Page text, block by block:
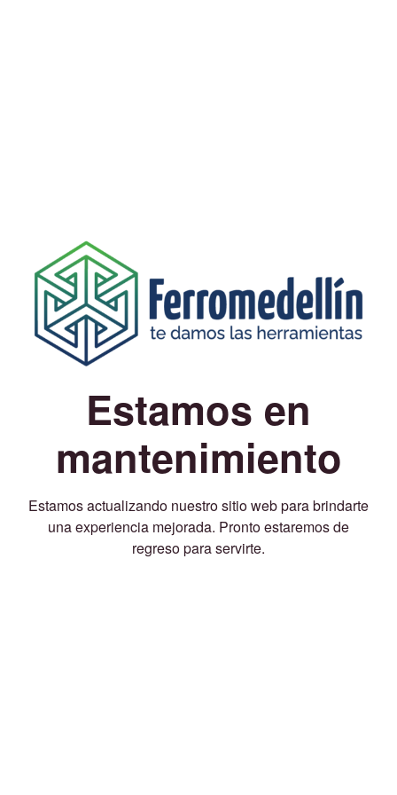
Estamos en
mantenimiento
Estamos actualizando nuestro sitio web para brindarte
una experiencia mejorada. Pronto estaremos de
regreso para servirte.